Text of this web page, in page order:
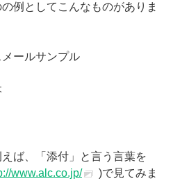
例としてこんなものがありま
メールサンプル
ば、「添付」と言う言葉を
www.alc.co.jp/
)で見てみま